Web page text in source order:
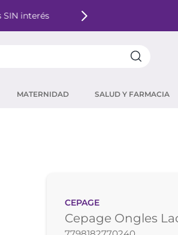
SIN interés
MATERNIDAD SALUD Y FARMACIA
CEPAGE
Cepage Ongles